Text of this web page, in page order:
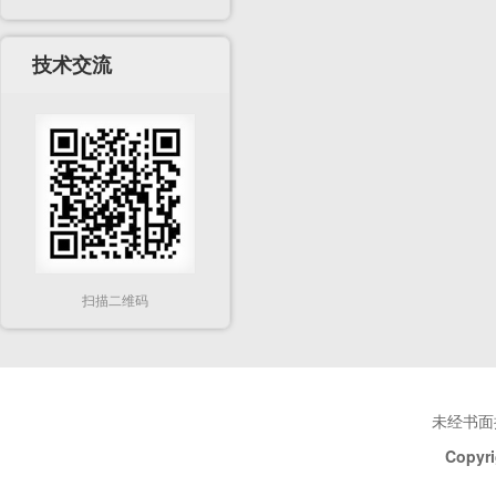
技术交流
扫描二维码
未经书